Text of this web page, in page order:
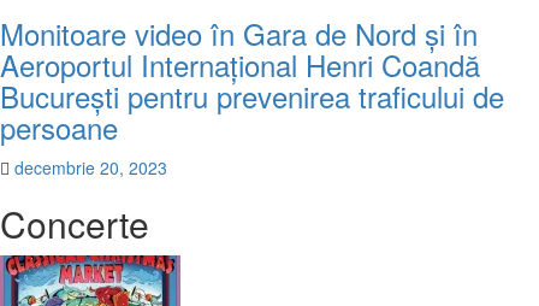
Monitoare video în Gara de Nord și în
Aeroportul Internațional Henri Coandă
București pentru prevenirea traficului de
persoane
decembrie 20, 2023
Concerte